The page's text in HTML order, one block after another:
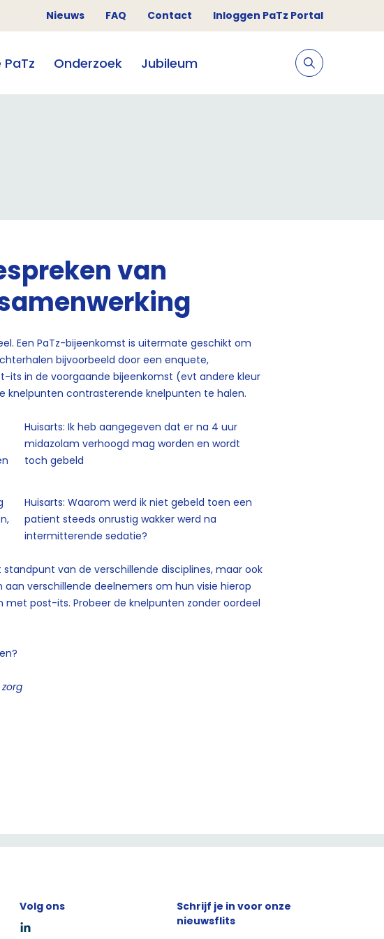
Nieuws FAQ Contact Inloggen PaTz Portal
Onderzoek Jubileum
van
Een PaTz-bijeenkomst is uitermate geschikt om
bijvoorbeeld door een enquete,
its in de voorgaande bijeenkomst (evt andere kleur
knelpunten contrasterende knelpunten te halen.
Huisarts: Ik heb aangegeven dat er na 4 uur
midazolam verhoogd mag worden en wordt
toch gebeld
Huisarts: Waarom werd ik niet gebeld toen een
patient steeds onrustig wakker werd na
intermitterende sedatie?
van de verschillende disciplines, maar ook
verschillende deelnemers om hun visie hierop
met post-its. Probeer de knelpunten zonder oordeel
Volg ons
Schrijf je in voor onze
nieuwsflits